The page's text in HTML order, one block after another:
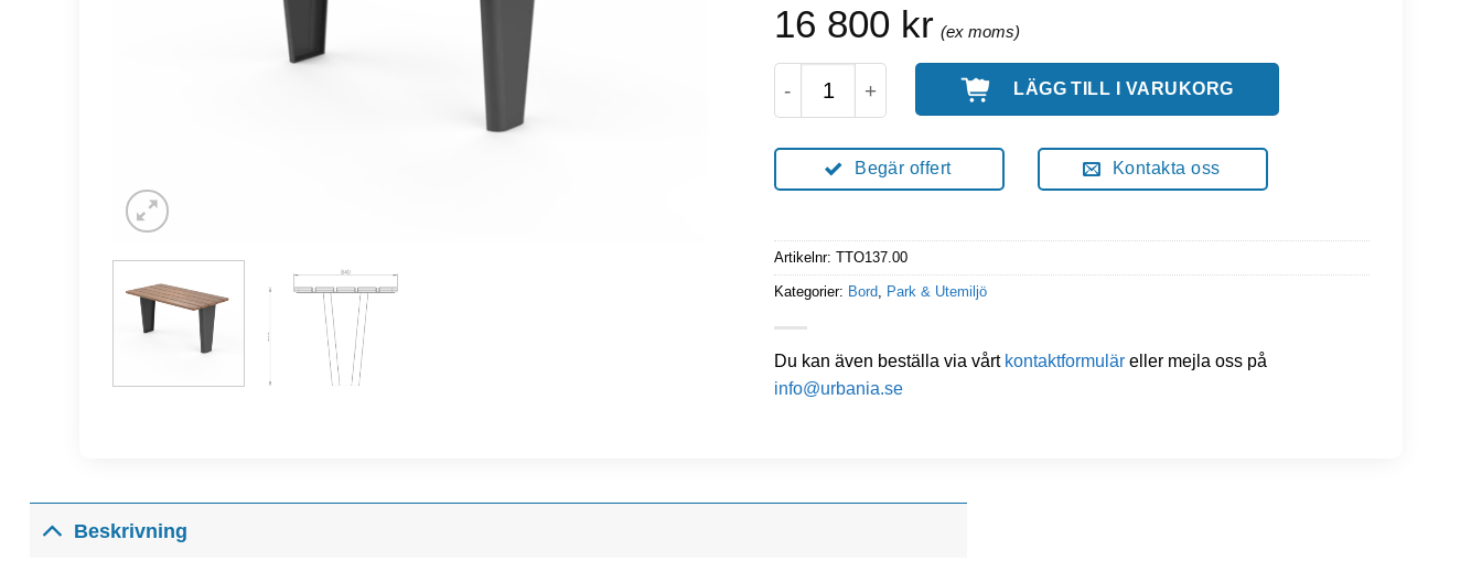
16 800 kr
Toro Bord Utomhus 156cm Bred Trä/Stål mängd
LÄGG TILL I VARUKORG
Begär offert Kontakta oss
Artikelnr: TTO137.00
Kategorier: Bord, Park & Utemiljö
Du kan även beställa via vårt kontaktformulär eller mejla oss på
info@urbania.se
Beskrivning